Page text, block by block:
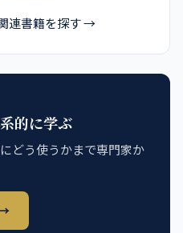
連書籍を探す →
的に学ぶ
どう使うかまで専門家か
→